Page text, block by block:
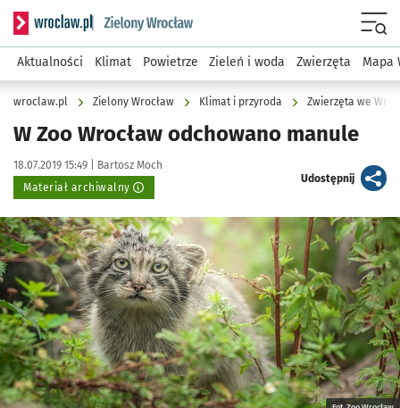
Serwis informacyjny wroclaw.pl podserwis: Środowisko we
Aktualności Klimat Powietrze Zieleń i woda Zwierzęta Mapa
wroclaw.pl Zielony Wrocław Klimat i przyroda Zwierzęta we
W Zoo Wrocław odchowano manule
Data publikacji:
18.07.2019 15:49 | Autor:
Bartosz Moch
Materiał archiwalny
Udostępnijartykuł
Kliknij, aby powiększyć